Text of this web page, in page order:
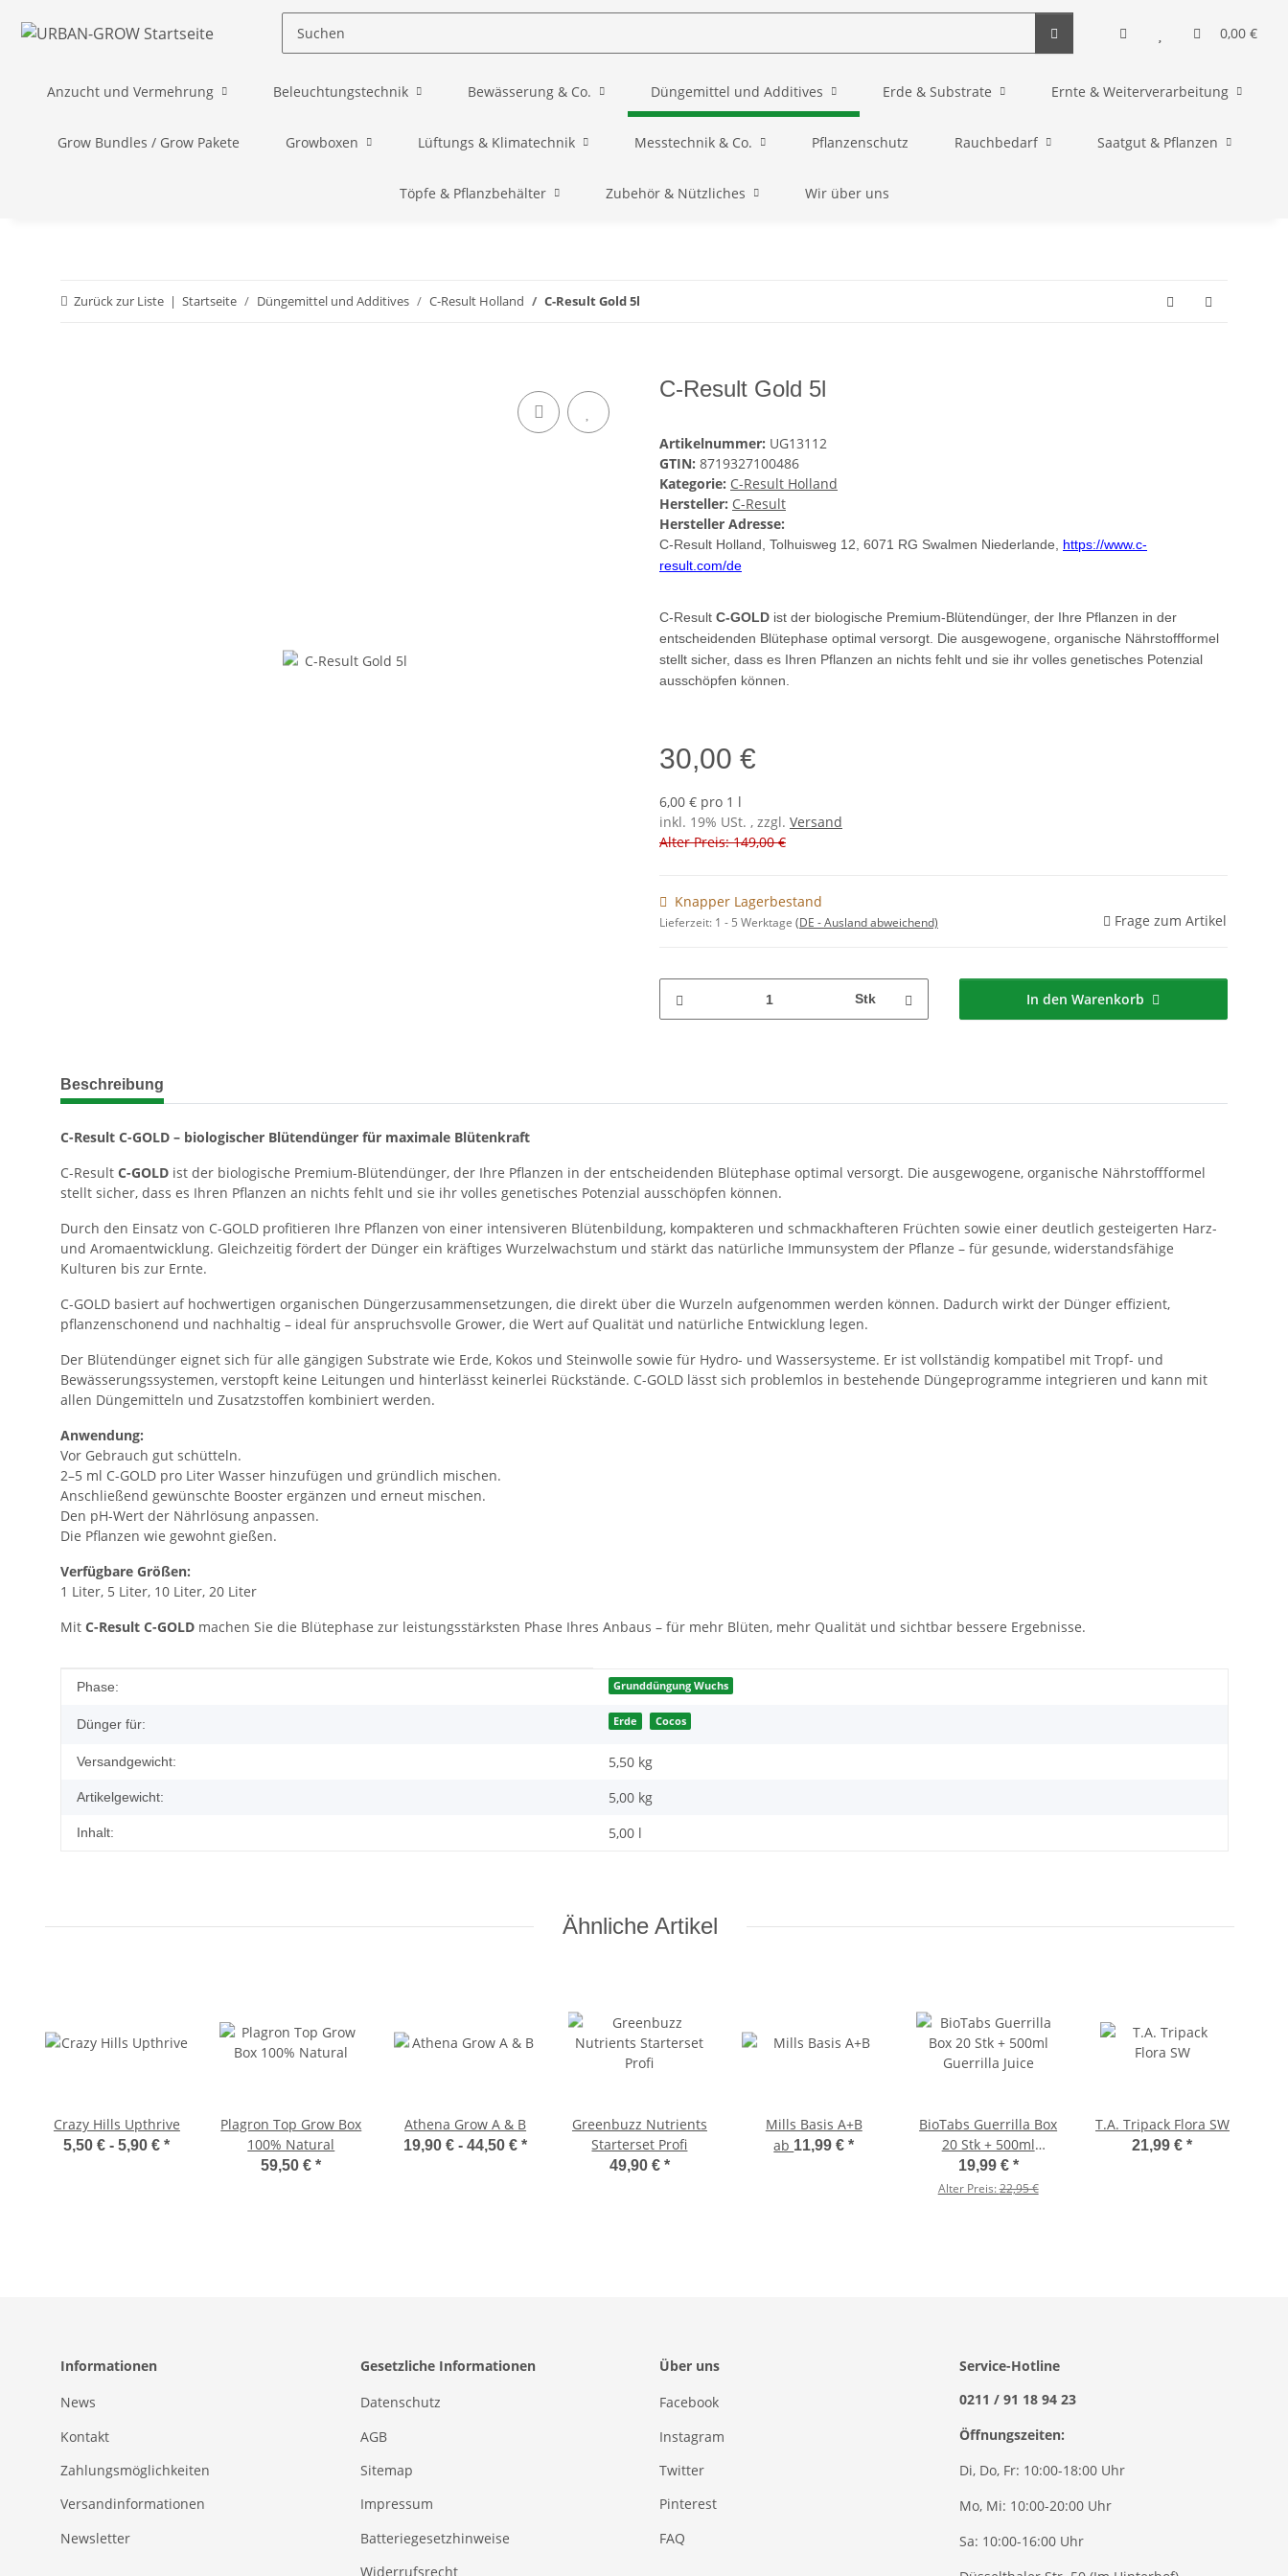
0,00 €
Anzucht und Vermehrung Beleuchtungstechnik Bewässerung & Co. Düngemittel und Additives Erde & Substrate Ernte & Weiterverarbeitung
Grow Bundles / Grow Pakete Growboxen Lüftungs & Klimatechnik Messtechnik & Co. Pflanzenschutz Rauchbedarf Saatgut & Pflanzen
Töpfe & Pflanzbehälter Zubehör & Nützliches Wir über uns
Zurück zur Liste Startseite Düngemittel und Additives C-Result Holland C-Result Gold 5l
C-Result Gold 5l
Artikelnummer: UG13112
GTIN: 8719327100486
Kategorie: C-Result Holland
Hersteller: C-Result
Hersteller Adresse:
C-Result Holland, Tolhuisweg 12, 6071 RG Swalmen Niederlande, https://www.c-
result.com/de
C-Result C-GOLD ist der biologische Premium-Blütendünger, der Ihre Pflanzen in der
entscheidenden Blütephase optimal versorgt. Die ausgewogene, organische Nährstoffformel
stellt sicher, dass es Ihren Pflanzen an nichts fehlt und sie ihr volles genetisches Potenzial
ausschöpfen können.
30,00 €
6,00 € pro 1 l
inkl. 19% USt. , zzgl. Versand
Alter Preis: 149,00 €
Knapper Lagerbestand
Lieferzeit: 1 - 5 Werktage (DE - Ausland abweichend) Frage zum Artikel
Stk In den Warenkorb
weitere Registerkarten anzeigen
Beschreibung
C-Result C-GOLD – biologischer Blütendünger für maximale Blütenkraft
C-Result C-GOLD ist der biologische Premium-Blütendünger, der Ihre Pflanzen in der entscheidenden Blütephase optimal versorgt. Die ausgewogene, organische Nährstoffformel
stellt sicher, dass es Ihren Pflanzen an nichts fehlt und sie ihr volles genetisches Potenzial ausschöpfen können.
Durch den Einsatz von C-GOLD profitieren Ihre Pflanzen von einer intensiveren Blütenbildung, kompakteren und schmackhafteren Früchten sowie einer deutlich gesteigerten Harz-
und Aromaentwicklung. Gleichzeitig fördert der Dünger ein kräftiges Wurzelwachstum und stärkt das natürliche Immunsystem der Pflanze – für gesunde, widerstandsfähige
Kulturen bis zur Ernte.
C-GOLD basiert auf hochwertigen organischen Düngerzusammensetzungen, die direkt über die Wurzeln aufgenommen werden können. Dadurch wirkt der Dünger effizient,
pflanzenschonend und nachhaltig – ideal für anspruchsvolle Grower, die Wert auf Qualität und natürliche Entwicklung legen.
Der Blütendünger eignet sich für alle gängigen Substrate wie Erde, Kokos und Steinwolle sowie für Hydro- und Wassersysteme. Er ist vollständig kompatibel mit Tropf- und
Bewässerungssystemen, verstopft keine Leitungen und hinterlässt keinerlei Rückstände. C-GOLD lässt sich problemlos in bestehende Düngeprogramme integrieren und kann mit
allen Düngemitteln und Zusatzstoffen kombiniert werden.
Anwendung:
Vor Gebrauch gut schütteln.
2–5 ml C-GOLD pro Liter Wasser hinzufügen und gründlich mischen.
Anschließend gewünschte Booster ergänzen und erneut mischen.
Den pH-Wert der Nährlösung anpassen.
Die Pflanzen wie gewohnt gießen.
Verfügbare Größen:
1 Liter, 5 Liter, 10 Liter, 20 Liter
Mit C-Result C-GOLD machen Sie die Blütephase zur leistungsstärksten Phase Ihres Anbaus – für mehr Blüten, mehr Qualität und sichtbar bessere Ergebnisse.
Produkteigenschaft
Wert
Phase: Grunddüngung Wuchs
Dünger für: Erde Cocos
Versandgewicht: 5,50 kg
Artikelgewicht: 5,00 kg
Inhalt: 5,00 l
Ähnliche Artikel
Crazy Hills Upthrive
5,50 € -5,90 €*
Plagron Top Grow Box
100% Natural
59,50 €*
Athena Grow A & B
19,90 € -44,50 €*
Greenbuzz Nutrients
Starterset Profi
49,90 € *
Mills Basis A+B
ab 11,99 €*
BioTabs Guerrilla Box
20 Stk + 500ml
Guerrilla Juice
19,99 € *
Alter Preis:22,95 €
T.A. Tripack Flora SW
21,99 €*
Informationen
News
Kontakt
Zahlungsmöglichkeiten
Versandinformationen
Newsletter
Gesetzliche Informationen
Datenschutz
AGB
Sitemap
Impressum
Batteriegesetzhinweise
Widerrufsrecht
Über uns
Facebook
Instagram
Twitter
Pinterest
FAQ
Service-Hotline
0211 / 91 18 94 23
Öffnungszeiten:
Di, Do, Fr: 10:00-18:00 Uhr
Mo, Mi: 10:00-20:00 Uhr
Sa: 10:00-16:00 Uhr